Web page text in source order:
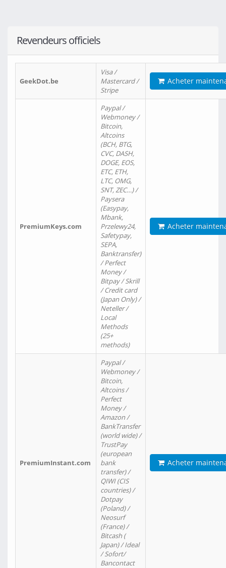
Revendeurs officiels
GeekDot.be
Visa /
Mastercard /
Stripe
Acheter
PremiumKeys.com
Paypal /
Webmoney /
Bitcoin,
Altcoins
(BCH, BTG,
CVC, DASH,
DOGE, EOS,
ETC, ETH,
LTC, OMG,
SNT, ZEC…) /
Paysera
(Easypay,
Mbank,
Przelewy24,
Safetypay,
SEPA,
Banktransfer)
/ Perfect
Money /
Bitpay / Skrill
/ Credit card
(Japan Only) /
Neteller /
Local
Methods
(25+
methods)
Acheter
PremiumInstant.com
Paypal /
Webmoney /
Bitcoin,
Altcoins /
Perfect
Money /
Amazon /
BankTransfer
(world wide) /
TrustPay
(european
bank
transfer) /
QIWI (CIS
countries) /
Dotpay
(Poland) /
Neosurf
(France) /
Bitcash (
Japan) / Ideal
/ Sofort/
Bancontact
Acheter